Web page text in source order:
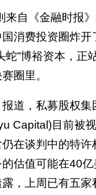
来自《金融时报
消费投资圈炸开
蛇”博裕资本，正
圈里。
道，私募股权集
Capital)目前被
在谈判中的特许
估值可能在40
，上周已有五家